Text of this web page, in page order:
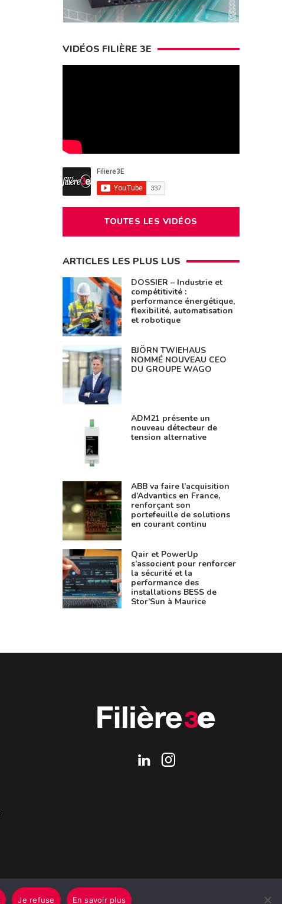
VIDÉOS FILIÈRE 3E
TOUTES LES VIDÉOS
ARTICLES LES PLUS LUS
DOSSIER – Industrie et
compétitivité :
performance énergétique,
flexibilité, automatisation
et robotique
BJÖRN TWIEHAUS
NOMMÉ NOUVEAU CEO
DU GROUPE WAGO
ADM21 présente un
nouveau détecteur de
tension alternative
ABB va faire l’acquisition
d’Advantics en France,
renforçant son
portefeuille de solutions
en courant continu
Qair et PowerUp
s’associent pour renforcer
la sécurité et la
performance des
installations BESS de
Stor’Sun à Maurice
Je refuse En savoir plus